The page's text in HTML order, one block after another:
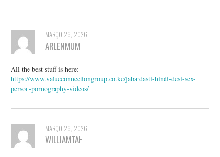
MARÇO 26, 2026
ARLENMUM
All the best stuff is here:
https://www.valueconnectiongroup.co.ke/jabardasti-hindi-desi-sex-
person-pornography-videos/
MARÇO 26, 2026
WILLIAMTAH